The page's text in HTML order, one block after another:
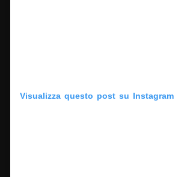
Visualizza questo post su Instagram